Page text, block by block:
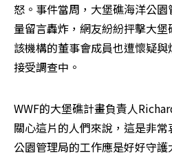
怒。事件當周，大堡礁海洋公
量留言轟炸，網友紛紛抨擊大堡
該機構的董事會成員也遭懷疑
接受調查中。
WWF的大堡礁計畫負責人
關心這片的人們來說，這是非
公園管理局的工作應是好好守